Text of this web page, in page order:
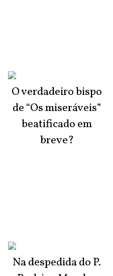
O verdadeiro bispo
de “Os miseráveis”
beatificado em
breve?
Na despedida do P.